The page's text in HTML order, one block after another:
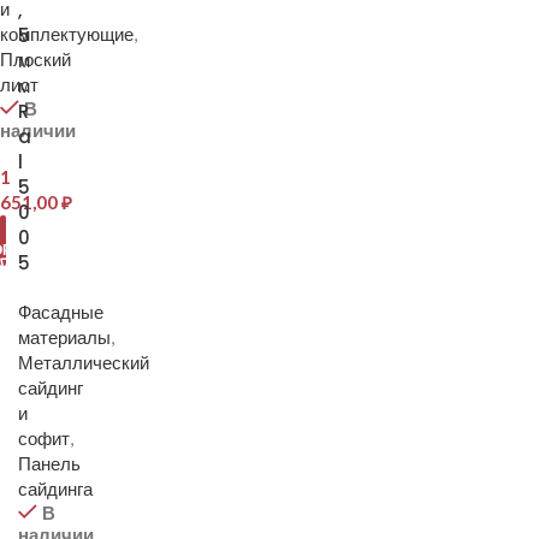
и
комплектующие,
Плоский
лист
В
наличии
1
651,00₽
В
,
5
м
м
R
a
l
5
0
0
5
Фасадные
материалы,
Металлический
сайдинг
и
софит,
Панель
сайдинга
В
наличии